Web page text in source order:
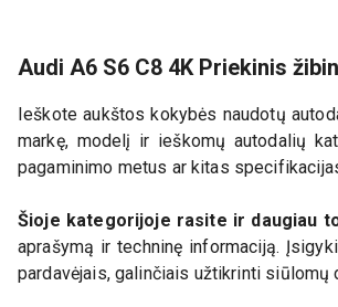
Audi A6 S6 C8 4K Priekinis
Ieškote aukštos kokybės naudotų
markę, modelį ir ieškomų autodalių
pagaminimo metus ar kitas
Šioje kategorijoje rasite ir daugiau
aprašymą ir techninę informaciją.
pardavėjais, galinčiais užtikrinti siūlomų